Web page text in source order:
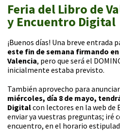
Feria del Libro de
y Encuentro Digital
¡Buenos días! Una breve entrada
este fin de semana firmando
Valencia, pero que será el
inicialmente estaba previsto.
También aprovecho para
miércoles, día 8 de mayo,
Digitalcon lectores en la web de
enviar ya vuestras preguntas; iré
encuentro, en el horario